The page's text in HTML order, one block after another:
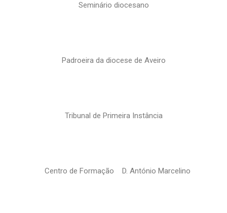
Seminário diocesano
Padroeira da diocese de Aveiro
Tribunal de Primeira Instância
Centro de Formação D. António Marcelino